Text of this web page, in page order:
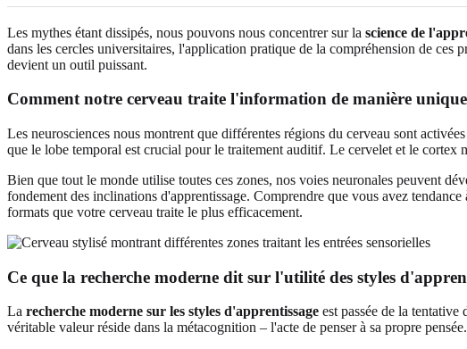
Les mythes étant dissipés, nous pouvons nous concentrer sur la science de
dans les cercles universitaires, l'application pratique de la compréhension de ces
devient un outil puissant.
Comment notre cerveau traite l'information de manière unique
Les neurosciences nous montrent que différentes régions du cerveau sont
que le lobe temporal est crucial pour le traitement auditif. Le cervelet et le cortex
Bien que tout le monde utilise toutes ces zones, nos voies neuronales peuvent
fondement des inclinations d'apprentissage. Comprendre que vous avez
formats que votre cerveau traite le plus efficacement.
Ce que la recherche moderne dit sur l'utilité des styles
La recherche moderne sur les styles d'apprentissage est passée de la
véritable valeur réside dans la métacognition – l'acte de penser à sa propre